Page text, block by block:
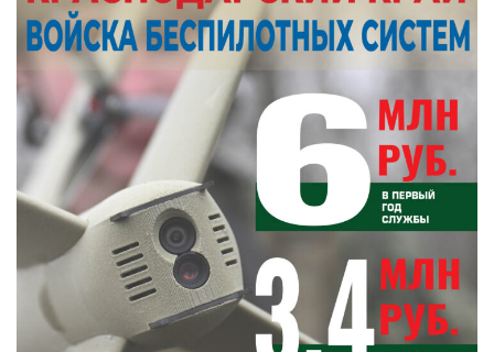
книги.
Если вы хотите почитать этот сборник, обратитесь в
библиотеку им. Баллиона, где проходила
презентация книги и куда Валентина Кривенда
передала несколько экземпляров.
Великая Отечественная война новороссийск
новости новороссийск это интересно